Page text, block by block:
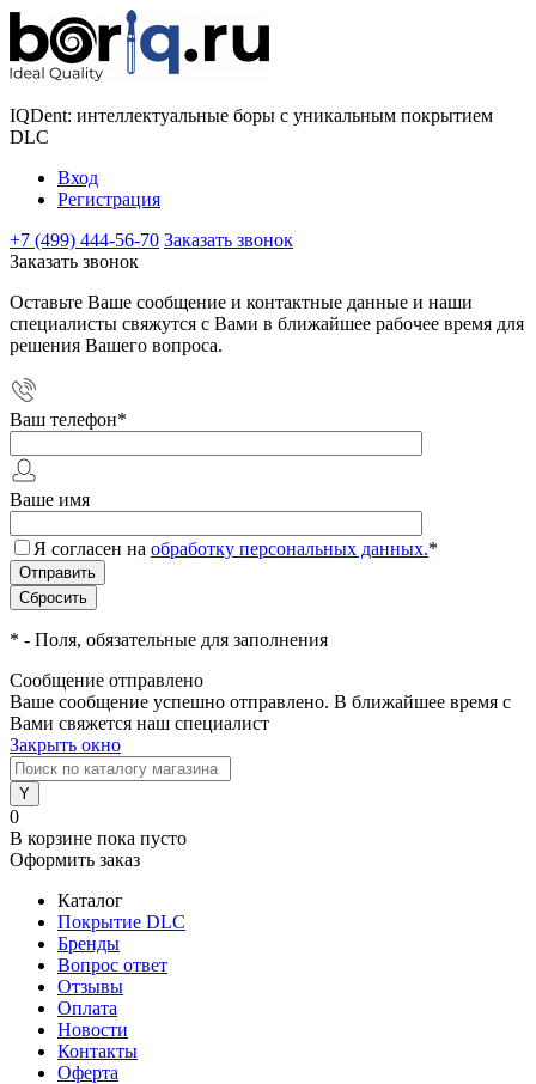
IQDent: интеллектуальные боры с уникальным покрытием
DLC
Вход
Регистрация
+7 (499) 444-56-70 Заказать звонок
Заказать звонок
Оставьте Ваше сообщение и контактные данные и наши
специалисты свяжутся с Вами в ближайшее рабочее время для
решения Вашего вопроса.
Ваш телефон*
Ваше имя
Я согласен на обработку персональных данных.*
* - Поля, обязательные для заполнения
Сообщение отправлено
Ваше сообщение успешно отправлено. В ближайшее время с
Вами свяжется наш специалист
Закрыть окно
0
В корзине пока пусто
Оформить заказ
Каталог
Покрытие DLC
Бренды
Вопрос ответ
Отзывы
Оплата
Новости
Контакты
Оферта